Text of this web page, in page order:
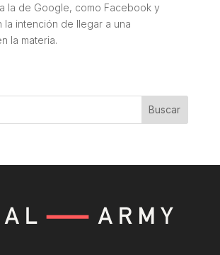
la de Google, como Facebook y
la intención de llegar a una
la materia.
Buscar